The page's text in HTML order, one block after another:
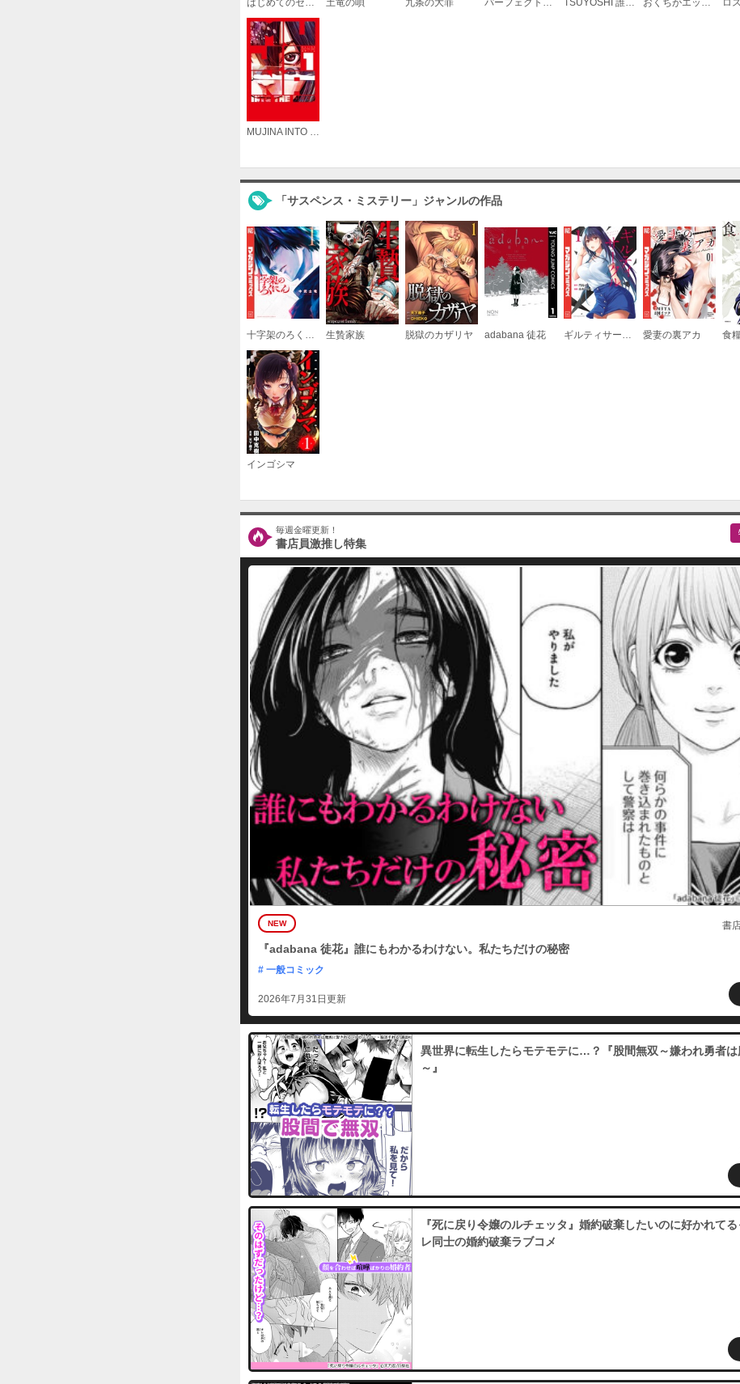
はじめてのセフレ【単話】 土竜の唄 九条の大罪 パーフェクトグリッター TSUYOSHI 誰も勝てない、アイツには おくちがエッチな弱点だって、ライバルのエリート同僚にバレてしまいました ロ
MUJINA INTO THE DEEP
「サスペンス・ミステリー」ジャンルの作品
十字架のろくにん 生贄家族 脱獄のカザリヤ adabana 徒花 ギルティサークル 愛妻の裏アカ
インゴシマ
毎週金曜更新！
書店員激推し特集
NEW 書
『adabana 徒花』誰にもわかるわけない。私たちだけの秘密
# 一般コミック
2026年7月31日更新
異世界に転生したらモテモテに…？『股間無双～嫌われ勇者は
～』
『死に戻り令嬢のルチェッタ』婚約破棄したいのに好かれて
レ同士の婚約破棄ラブコメ